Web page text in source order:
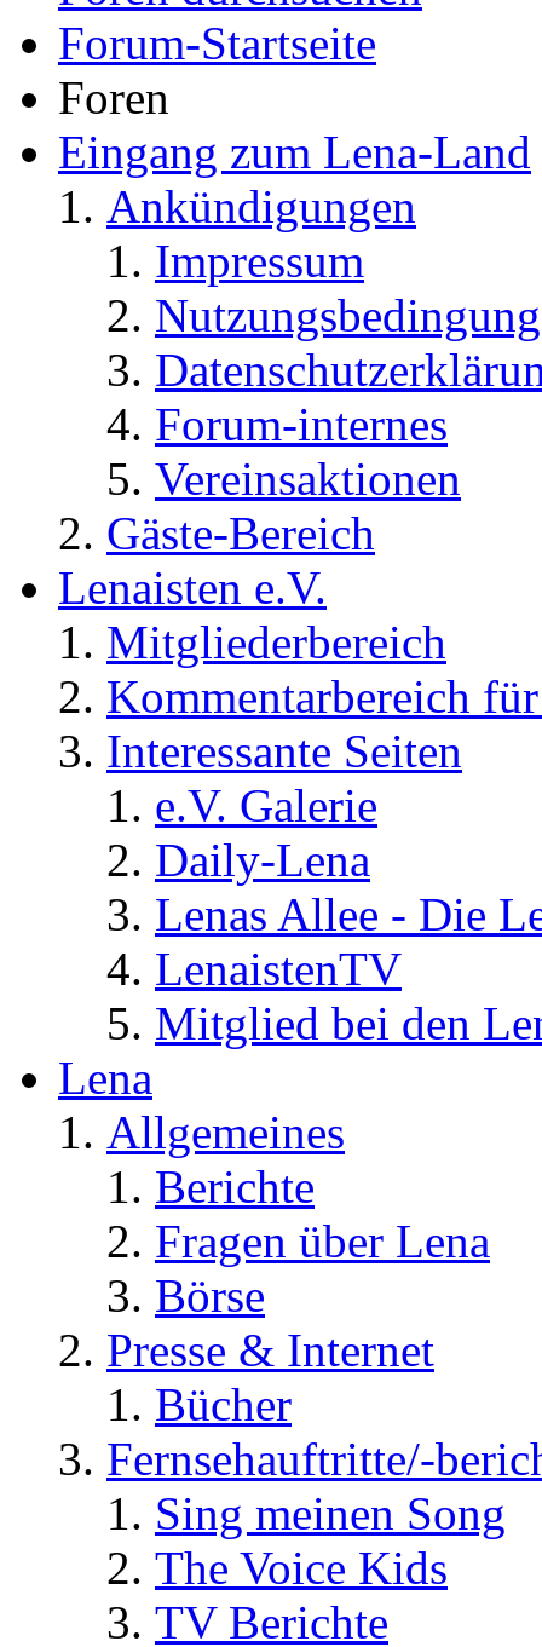
Forum-Startseite
Foren
Eingang zum Lena-Land
Ankündigungen
Impressum
Forum-internes
Vereinsaktionen
Gäste-Bereich
Lenaisten e.V.
Mitgliederbereich
Kommentarbereich
Interessante Seiten
e.V. Galerie
Daily-Lena
Lenas Allee - Die
LenaistenTV
Mitglied bei den
Lena
Allgemeines
Berichte
Fragen über Lena
Börse
Presse & Internet
Bücher
Fernsehauftritte/-
Sing meinen Song
The Voice Kids
TV Berichte